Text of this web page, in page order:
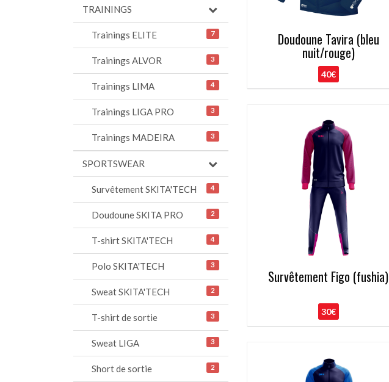
Doudoune Tavira (bleu
nuit/rouge)
40€
Survêtement Figo (fushia)
30€
TRAININGS
Trainings ELITE 7
Trainings ALVOR 3
Trainings LIMA 4
Trainings LIGA PRO 3
Trainings MADEIRA 3
SPORTSWEAR
Survêtement SKITA'TECH 4
Doudoune SKITA PRO 2
T-shirt SKITA'TECH 4
Polo SKITA'TECH 3
Sweat SKITA'TECH 2
T-shirt de sortie 3
Sweat LIGA 3
Short de sortie 2